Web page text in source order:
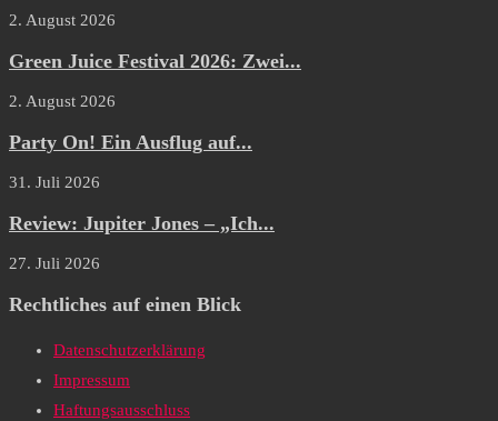
2. August 2026
Green Juice Festival 2026: Zwei...
2. August 2026
Party On! Ein Ausflug auf...
31. Juli 2026
Review: Jupiter Jones – „Ich...
27. Juli 2026
Rechtliches auf einen Blick
Datenschutzerklärung
Impressum
Haftungsausschluss